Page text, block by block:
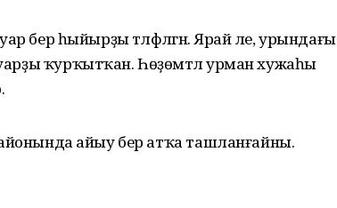
бер һыйырҙы тәләфләгән. Ярай әле, урындағы
ҡурҡытҡан. Һөҙөмтәлә урман хужаһы
районында айыу бер атҡа ташланғайны.